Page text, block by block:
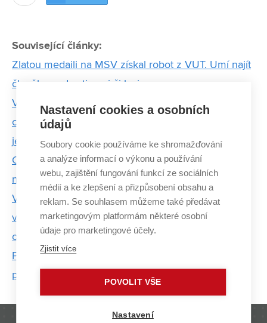
Související články:
Zlatou medaili na MSV získal robot z VUT. Umí najít
člověka pod sutinami či lavinou
Vývojáři z Vimperka slaví úspěch s aplikací pro
cyklisty Rouvy. Známá alpská passa díky ní mohou
jezdit v teple domova
Chytrý autopilot? V začátku vývoje na FIT to bylo
něco výjimečného
Vědci z FIT vyvíjejí akcelerační technologie pro
vysokorychlostní sítě. Jejich sonda pomáhá i v
oblasti zákonných odposlechů
Poznají, kdo na nahrávkách mluví. Jejich aplikace
pořizují tajné služby i úvěrové společnosti
Nastavení cookies a osobních
údajů
Soubory cookie používáme ke shromažďování
a analýze informací o výkonu a používání
webu, zajištění fungování funkcí ze sociálních
médií a ke zlepšení a přizpůsobení obsahu a
reklam. Se souhlasem můžeme také předávat
marketingovým platformám některé osobní
údaje pro marketingové účely.
Zjistit více
POVOLIT VŠE
Nastavení